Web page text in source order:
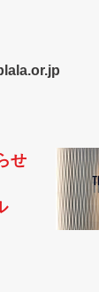
せ